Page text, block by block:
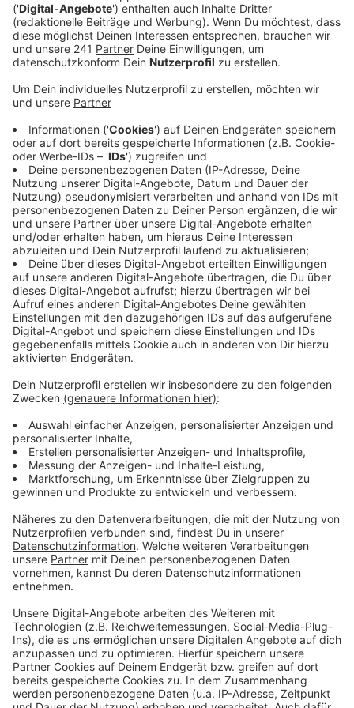
Dienstag bei einem Treffen mit NRW-Bau-
Ministerin Scharrenbach.
Veröffentlicht:Dienstag, 19.02.2019 06:13
Anzeige
Eigentümer der betroffenen Hochhäuser ist die
Grundbesitzgesellschaft Altro Mondo. Sie gilt NRW-
weit als Problemvermieter, der Serviceleistungen
gegen Null fährt und ganze Wohnblöcke verfallen
lässt. In den vom Altro Mondo vermieteten Häusern in
Bergneustadt wurde der Müll im letzten Sommer zum
Beispiel wochenlang nicht abgefahren. Weitere
Probleme sind defekte Aufzüge und Heizungen.
Anzeige
Schäden sollen gesammelt werden
Anzeige
Bei dem Treffen mit Ministerin Scharrenbach wollen
17 betroffene Kommunen aus ganz NRW und die
Vertreter von Großstädten wie Duisburg, Dortmund
und Essen die durch Altro Mondo verursachten
Schäden sammeln und gemeinsam überlegen, wie sie
dagegen vorgehen können. Im Oktober letzten Jahres
hatten sie sich zum ersten Mal gemeinsam beraten.
Anzeige